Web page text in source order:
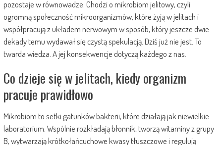
pozostaje w równowadze. Chodzi o mikrobiom jelitowy, czyli
ogromną społeczność mikroorganizmów, które żyją w jelitach i
współpracują z układem nerwowym w sposób, który jeszcze dwie
dekady temu wydawał się czystą spekulacją. Dziś już nie jest. To
twarda wiedza. A jej konsekwencje dotyczą każdego z nas.
Co dzieje się w jelitach, kiedy organizm
pracuje prawidłowo
Mikrobiom to setki gatunków bakterii, które działają jak niewielkie
laboratorium. Wspólnie rozkładają błonnik, tworzą witaminy z grupy
B, wytwarzają krótkołańcuchowe kwasy tłuszczowe i regulują